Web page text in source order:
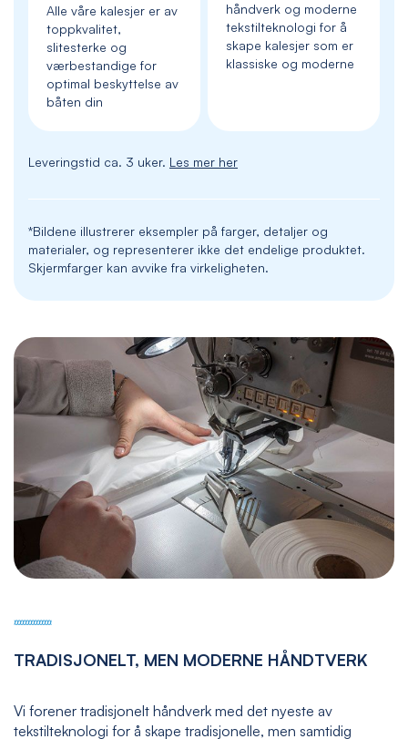
Alle våre kalesjer er av
toppkvalitet,
slitesterke og
værbestandige for
optimal beskyttelse av
båten din
håndverk og moderne
tekstilteknologi for å
skape kalesjer som er
klassiske og moderne
Leveringstid ca. 3 uker. Les mer her
*Bildene illustrerer eksempler på farger, detaljer og
materialer, og representerer ikke det endelige produktet.
Skjermfarger kan avvike fra virkeligheten.
TRADISJONELT, MEN MODERNE HÅNDTVERK
Vi forener tradisjonelt håndverk med det nyeste av
tekstilteknologi for å skape tradisjonelle, men samtidig